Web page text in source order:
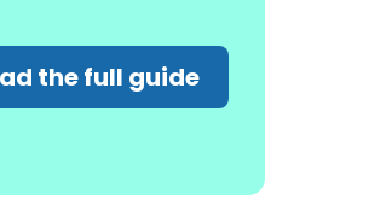
the full guide